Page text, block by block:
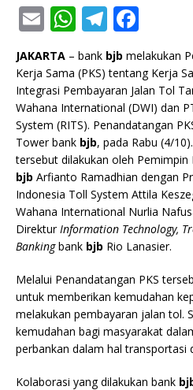
E
m
ai
l
W
h
at
s
A
p
p
T
el
e
g
ra
m
a
c
e
b
o
o
k
JAKARTA – bank bjb melakukan
Kerja Sama (PKS) tentang Kerja
Integrasi Pembayaran Jalan Tol
Wahana International (DWI) dan
System (RITS). Penandatangan
Tower bank bjb, pada Rabu (4/
tersebut dilakukan oleh
bjb Arfianto Ramadhian dengan
Indonesia Toll System Attila
Wahana International Nurlia
DirekturInformation Technology,
Bankingbank bjb Rio Lanasier.
Melalui Penandatangan PKS
untuk memberikan kemudahan
melakukan pembayaran jalan tol.
kemudahan bagi masyarakat
perbankan dalam hal transportasi
Kolaborasi yang dilakukan bank